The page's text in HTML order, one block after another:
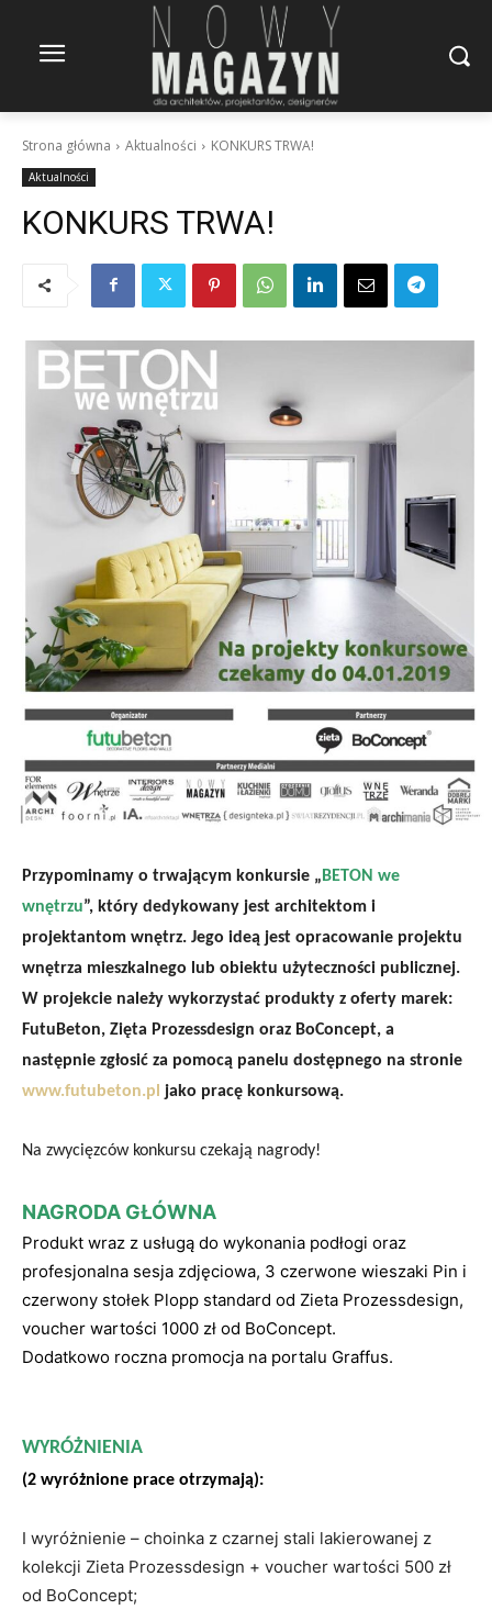
Strona główna Aktualności KONKURS TRWA!
Aktualności
KONKURS TRWA!
Przypominamy o trwającym konkursie „ BETON we
wnętrzu”, który dedykowany jest architektom i
projektantom wnętrz. Jego ideą jest opracowanie projektu
wnętrza mieszkalnego lub obiektu użyteczności publicznej.
W projekcie należy wykorzystać produkty z oferty marek:
FutuBeton, Zięta Prozessdesign oraz BoConcept, a
następnie zgłosić za pomocą panelu dostępnego na stronie
www.futubeton.pl jako pracę konkursową.
Na zwycięzców konkursu czekają nagrody!
NAGRODA GŁÓWNA
Produkt wraz z usługą do wykonania podłogi oraz
profesjonalna sesja zdjęciowa, 3 czerwone wieszaki Pin i
czerwony stołek Plopp standard od Zieta Prozessdesign,
voucher wartości 1000 zł od BoConcept.
Dodatkowo roczna promocja na portalu Graffus.
WYRÓŻNIENIA
(2 wyróżnione prace otrzymają):
I wyróżnienie – choinka z czarnej stali lakierowanej z
kolekcji Zieta Prozessdesign + voucher wartości 500 zł
od BoConcept;